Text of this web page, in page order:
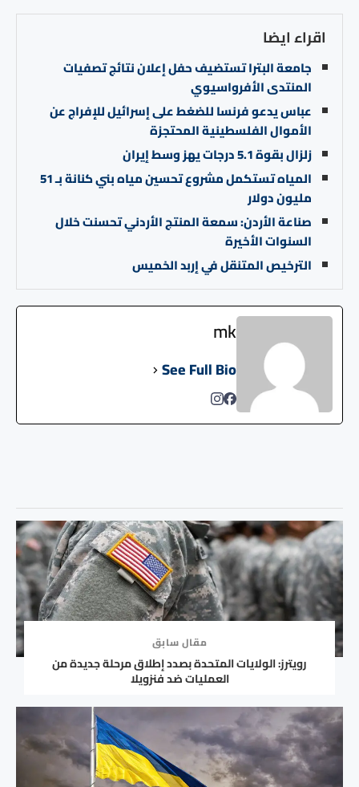
اقراء ايضا
جامعة البترا تستضيف حفل إعلان نتائج تصفيات
المنتدى الأفرواسيوي
عباس يدعو فرنسا للضغط على إسرائيل للإفراج عن
الأموال الفلسطينية المحتجزة
زلزال بقوة 5.1 درجات يهز وسط إيران
المياه تستكمل مشروع تحسين مياه بني كنانة بـ 51
مليون دولار
صناعة الأردن: سمعة المنتج الأردني تحسنت خلال
السنوات الأخيرة
الترخيص المتنقل في إربد الخميس
mk
See Full Bio
مقال سابق
رويترز: الولايات المتحدة بصدد إطلاق مرحلة جديدة من
العمليات ضد فنزويلا